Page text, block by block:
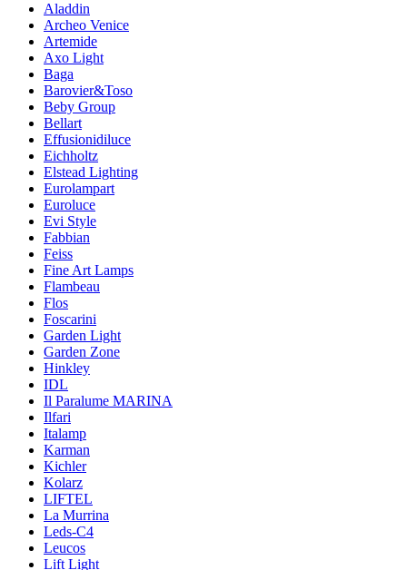
Aladdin
Archeo Venice
Artemide
Axo Light
Baga
Barovier&Toso
Beby Group
Bellart
Effusionidiluce
Eichholtz
Elstead Lighting
Eurolampart
Euroluce
Evi Style
Fabbian
Feiss
Fine Art Lamps
Flambeau
Flos
Foscarini
Garden Light
Garden Zone
Hinkley
IDL
Il Paralume MARINA
Ilfari
Italamp
Karman
Kichler
Kolarz
LIFTEL
La Murrina
Leds-C4
Leucos
Lift Light